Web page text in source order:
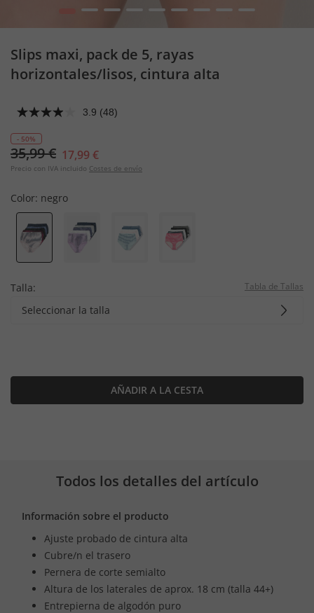
2 3 4 5 6 7 8 9
Slips maxi, pack de 5, rayas
horizontales/lisos, cintura alta
3.9 (48)
- 50%
35,99 € 17,99 €
Precio con IVA incluido Costes de envío
Color: negro
Talla: Tabla de Tallas
Seleccionar la talla
AÑADIR A LA CESTA
Todos los detalles del artículo
Información sobre el producto
Ajuste probado de cintura alta
Cubre/n el trasero
Pernera de corte semialto
Altura de los laterales de aprox. 18 cm (talla 44+)
Entrepierna de algodón puro